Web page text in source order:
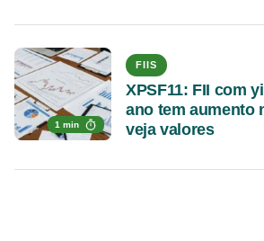
1 min
FIIS
XPSF11: FII com
ano tem aumento
veja valores